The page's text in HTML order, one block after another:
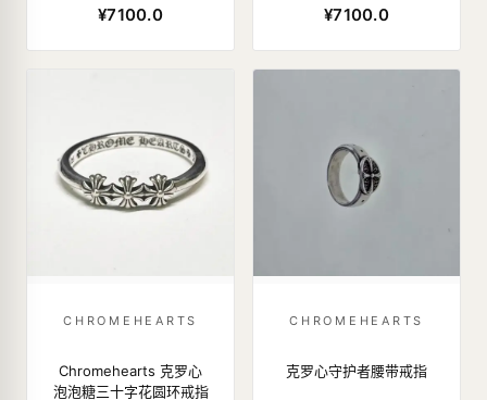
¥7100.0 ¥7100.0
CHROMEHEARTS
Chromehearts 克罗心
泡泡糖三十字花圆环戒指
CHROMEHEARTS
克罗心守护者腰带戒指